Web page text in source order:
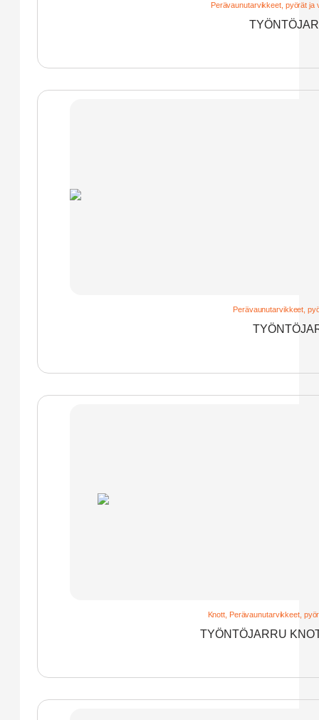
Perävaunutarvikkeet, pyörät ja
Perävaunutarvikkeet,
Knott Perävaunutarvikkeet,
TYÖNTÖJARRU